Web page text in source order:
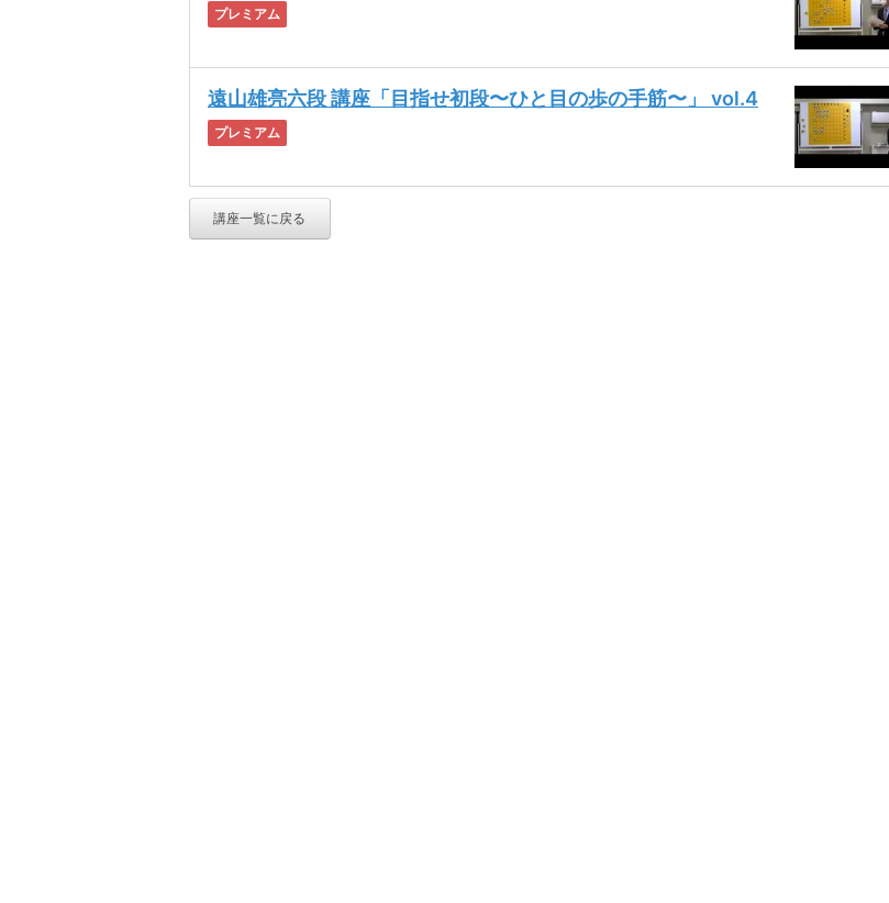
プレミアム
遠山雄亮六段 講座「目指せ初段〜ひと目の歩の手筋〜」 vol.4
プレミアム
講座一覧に戻る